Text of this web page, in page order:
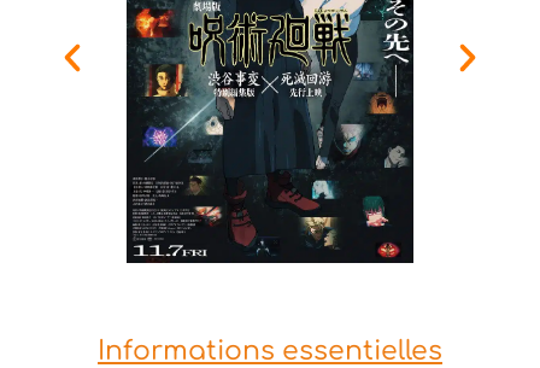
Informations essentielles